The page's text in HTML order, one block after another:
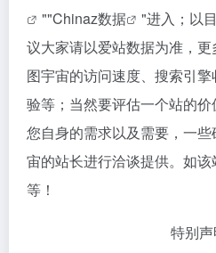
""Chinaz数据
"进入；以
议大家请以爱站数据为准，更
图宇宙的访问速度、搜索引
验等；当然要评估一个站的
您自身的需求以及需要，一
宙的站长进行洽谈提供。如
等！
特别